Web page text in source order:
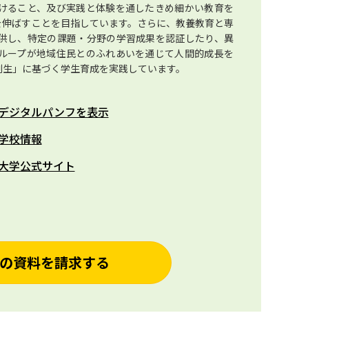
ること、及び実践と体験を通したきめ細かい教育を
ばすことを目指しています。さらに、教養教育と専
し、特定の課題・分野の学習成果を認証したり、異
ープが地域住民とのふれあいを通じて人間的成長を
」に基づく学生育成を実践しています。
ジタルパンフを表示
校情報
学公式サイト
資料を請求する